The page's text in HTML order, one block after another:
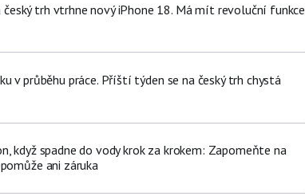
trh vtrhne nový iPhone 18. Má mít revoluční funkce
v průběhu práce. Příští týden se na český trh chystá
když spadne do vody krok za krokem: Zapomeňte na
ani záruka